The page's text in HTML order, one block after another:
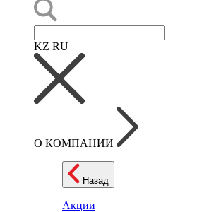
KZ RU
О КОМПАНИИ
Назад
Акции